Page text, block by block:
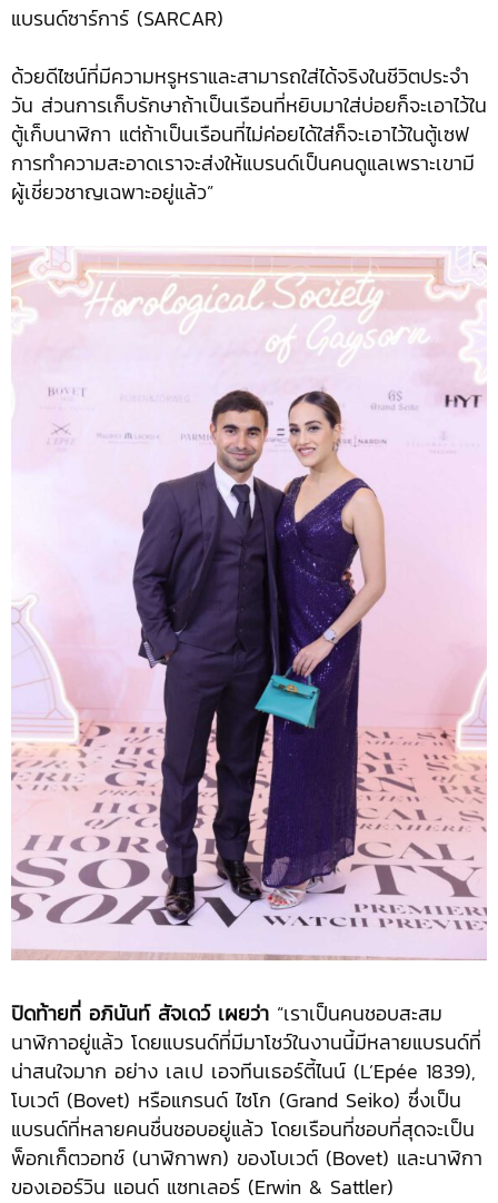
แบรนด์ซาร์การ์ (SARCAR)
ด้วยดีไซน์ที่มีความหรูหราและสามารถใส่ได้จริงในชีวิตประจำ
วัน ส่วนการเก็บรักษาถ้าเป็นเรือนที่หยิบมาใส่บ่อยก็จะเอาไว้ใน
ตู้เก็บนาฬิกา แต่ถ้าเป็นเรือนที่ไม่ค่อยได้ใส่ก็จะเอาไว้ในตู้เซฟ
การทำความสะอาดเราจะส่งให้แบรนด์เป็นคนดูแลเพราะเขามี
ผู้เชี่ยวชาญเฉพาะอยู่แล้ว”
ปิดท้ายที่ อภินันท์ สัจเดว์ เผยว่า “เราเป็นคนชอบสะสม
นาฬิกาอยู่แล้ว โดยแบรนด์ที่มีมาโชว์ในงานนี้มีหลายแบรนด์ที่
น่าสนใจมาก อย่าง เลเป เอจทีนเธอร์ตี้ไนน์ (L’Epée 1839),
โบเวต์ (Bovet) หรือแกรนด์ ไซโก (Grand Seiko) ซึ่งเป็น
แบรนด์ที่หลายคนชื่นชอบอยู่แล้ว โดยเรือนที่ชอบที่สุดจะเป็น
พ็อกเก็ตวอทช์ (นาฬิกาพก) ของโบเวต์ (Bovet) และนาฬิกา
ของเออร์วิน แอนด์ แซทเลอร์ (Erwin & Sattler)